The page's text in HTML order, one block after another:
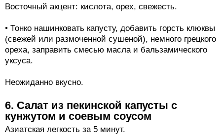
Восточный акцент: кислота, орех, свежесть.
• Тонко нашинковать капусту, добавить горсть клюквы
(свежей или размоченной сушеной), немного грецкого
ореха, заправить смесью масла и бальзамического
уксуса.
Неожиданно вкусно.
6. Салат из пекинской капусты с
кунжутом и соевым соусом
Азиатская легкость за 5 минут.